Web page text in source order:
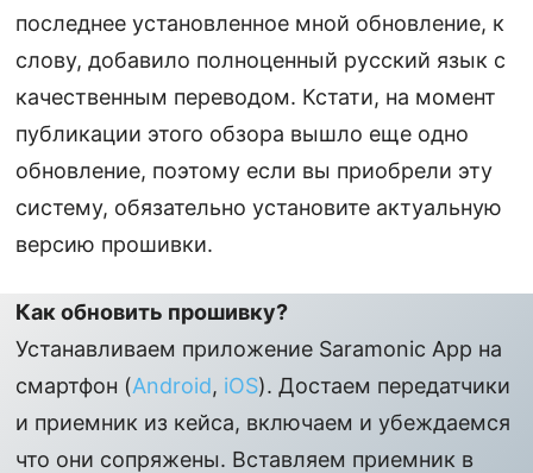
последнее установленное мной обновление, к
слову, добавило полноценный русский язык с
качественным переводом. Кстати, на момент
публикации этого обзора вышло еще одно
обновление, поэтому если вы приобрели эту
систему, обязательно установите актуальную
версию прошивки.
Как обновить прошивку?
Устанавливаем приложение Saramonic App на
смартфон (Android, iOS). Достаем передатчики
и приемник из кейса, включаем и убеждаемся
что они сопряжены. Вставляем приемник в